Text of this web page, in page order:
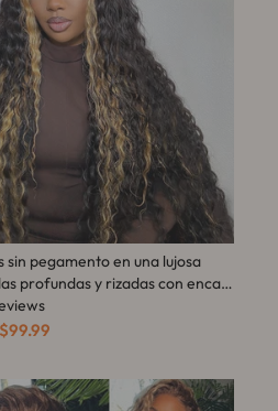
sin pegamento en una lujosa
profundas y rizadas con encaje
transparente con encaje
- Amanda Hair
$99.99